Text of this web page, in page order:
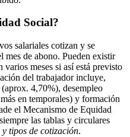
Social?
salariales cotizan y se
mes de abono. Pueden existir
meses si así está previsto
del trabajador incluye,
4,70%), desempleo
en temporales) y formación
el Mecanismo de Equidad
las tablas y circulares
tipos de cotización.